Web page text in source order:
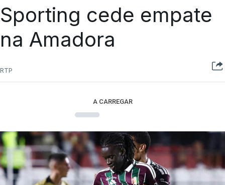
Sporting cede empate
na Amadora
RTP
A CARREGAR